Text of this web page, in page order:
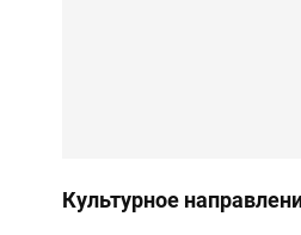
Культурное